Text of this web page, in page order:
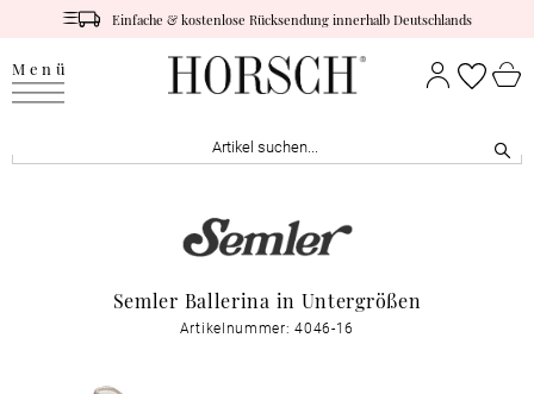
Einfache & kostenlose Rücksendung innerhalb Deutschlands
Menü
Semler Ballerina in Untergrößen
Artikelnummer: 4046-16